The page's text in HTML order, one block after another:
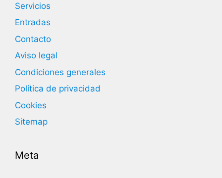
Servicios
Entradas
Contacto
Aviso legal
Condiciones generales
Política de privacidad
Cookies
Sitemap
Meta